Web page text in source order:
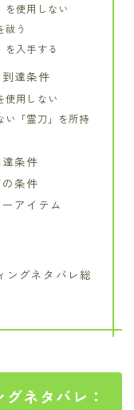
を使用しない
う
を入手する
達条件
使用しない
い「霊刀」を所持
条件
条件
アイテム
ングネタバレ総
ネタバレ：